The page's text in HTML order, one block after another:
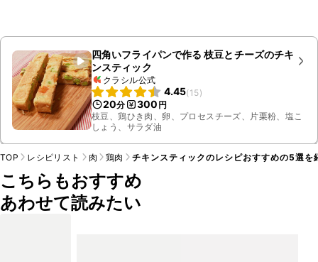
四角いフライパンで作る 枝豆とチーズのチキ
ンスティック
クラシル公式
4.45(15)
20分 300 円
枝豆、鶏ひき肉、卵、プロセスチーズ、片栗粉、塩こ
しょう、サラダ油
TOP レシピリスト 肉 鶏肉 チキンスティックのレシピおすすめの5選を
こちらもおすすめ
あわせて読みたい